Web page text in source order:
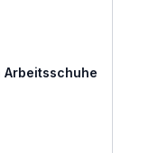
Arbeitsschuhe